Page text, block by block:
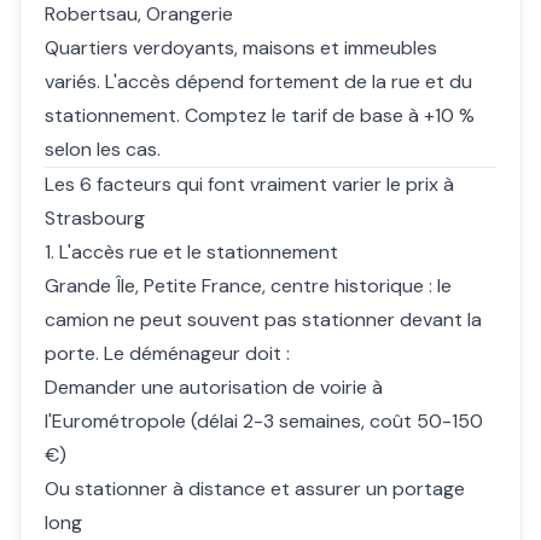
Robertsau, Orangerie
Quartiers verdoyants, maisons et immeubles
variés. L'accès dépend fortement de la rue et du
stationnement. Comptez le tarif de base à +10 %
selon les cas.
Les 6 facteurs qui font vraiment varier le prix à
Strasbourg
1. L'accès rue et le stationnement
Grande Île, Petite France, centre historique : le
camion ne peut souvent pas stationner devant la
porte. Le déménageur doit :
Demander une autorisation de voirie à
l'Eurométropole (délai 2-3 semaines, coût 50-150
€)
Ou stationner à distance et assurer un portage
long